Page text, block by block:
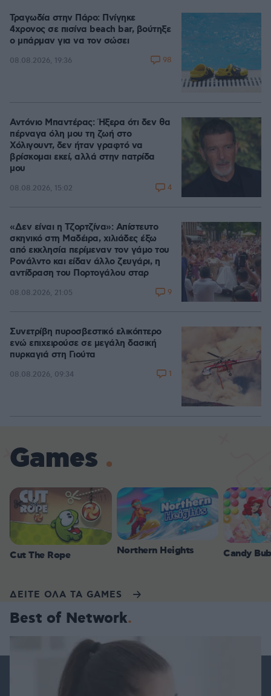
Τραγωδία στην Πάρο: Πνίγηκε
4χρονος σε πισίνα beach bar, βούτηξε
ο μπάρμαν για να τον σώσει
08.08.2026, 19:36 98
Αντόνιο Μπαντέρας: Ήξερα ότι δεν θα
πέρναγα όλη μου τη ζωή στο
Χόλιγουντ, δεν ήταν γραφτό να
βρίσκομαι εκεί, αλλά στην πατρίδα
μου
08.08.2026, 15:02 4
«Δεν είναι η Τζορτζίνα»: Απίστευτο
σκηνικό στη Μαδέιρα, χιλιάδες έξω
από εκκλησία περίμεναν τον γάμο του
Ρονάλντο και είδαν άλλο ζευγάρι, η
αντίδραση του Πορτογάλου σταρ
08.08.2026, 21:05 9
Συνετρίβη πυροσβεστικό ελικόπτερο
ενώ επιχειρούσε σε μεγάλη δασική
πυρκαγιά στη Γιούτα
08.08.2026, 09:34 1
Games
Cut The Rope Northern Heights Candy
ΔΕΙΤΕ ΟΛΑ ΤΑ GAMES
Best of Network